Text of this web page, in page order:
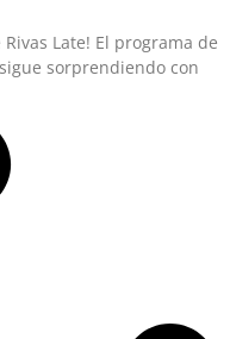
Late! El programa de
sorprendiendo con